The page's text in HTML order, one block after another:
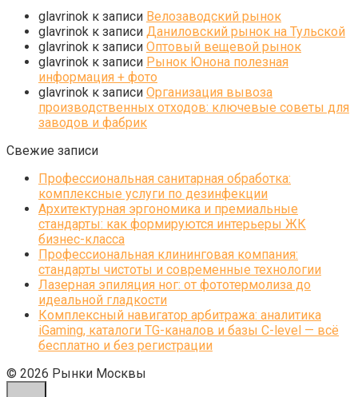
glavrinok к записи Велозаводский рынок
glavrinok к записи Даниловский рынок на Тульской
glavrinok к записи Оптовый вещевой рынок
glavrinok к записи Рынок Юнона полезная
информация + фото
glavrinok к записи Организация вывоза
производственных отходов: ключевые советы для
заводов и фабрик
Свежие записи
Профессиональная санитарная обработка:
комплексные услуги по дезинфекции
Архитектурная эргономика и премиальные
стандарты: как формируются интерьеры ЖК
бизнес-класса
Профессиональная клининговая компания:
стандарты чистоты и современные технологии
Лазерная эпиляция ног: от фототермолиза до
идеальной гладкости
Комплексный навигатор арбитража: аналитика
iGaming, каталоги TG-каналов и базы C-level — всё
бесплатно и без регистрации
© 2026 Рынки Москвы